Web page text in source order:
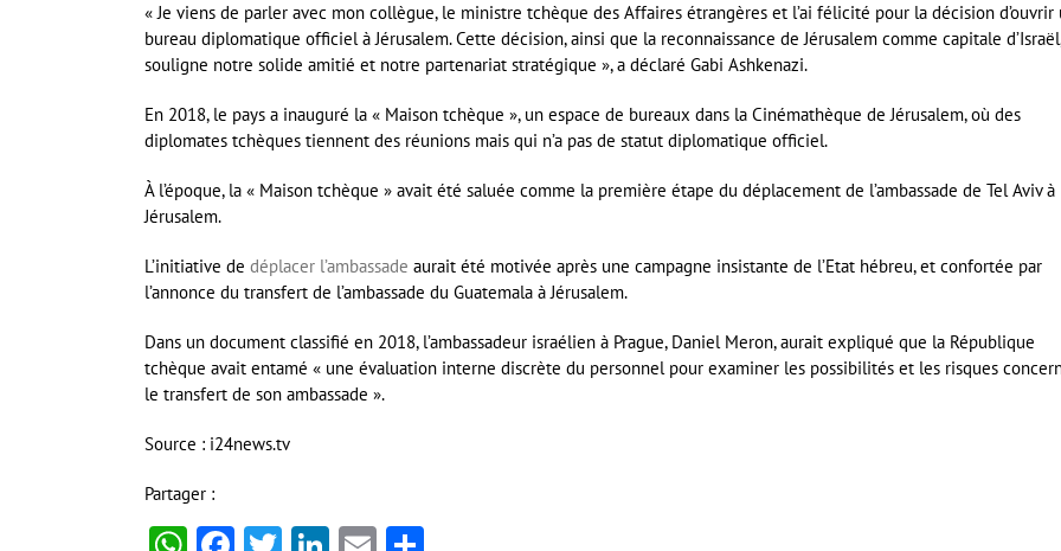
« Je viens de parler avec mon collègue, le ministre tchèque des Affaires étrangères et l’ai félicité pour la décision d’ouvrir
bureau diplomatique officiel à Jérusalem. Cette décision, ainsi que la reconnaissance de Jérusalem comme capitale d’Israël,
souligne notre solide amitié et notre partenariat stratégique », a déclaré Gabi Ashkenazi.
En 2018, le pays a inauguré la « Maison tchèque », un espace de bureaux dans la Cinémathèque de Jérusalem, où des
diplomates tchèques tiennent des réunions mais qui n’a pas de statut diplomatique officiel.
À l’époque, la « Maison tchèque » avait été saluée comme la première étape du déplacement de l’ambassade de Tel Aviv à
Jérusalem.
L’initiative de déplacer l’ambassade aurait été motivée après une campagne insistante de l’Etat hébreu, et confortée par
l’annonce du transfert de l’ambassade du Guatemala à Jérusalem.
Dans un document classifié en 2018, l’ambassadeur israélien à Prague, Daniel Meron, aurait expliqué que la République
tchèque avait entamé « une évaluation interne discrète du personnel pour examiner les possibilités et les risques
le transfert de son ambassade ».
Source : i24news.tv
Partager :